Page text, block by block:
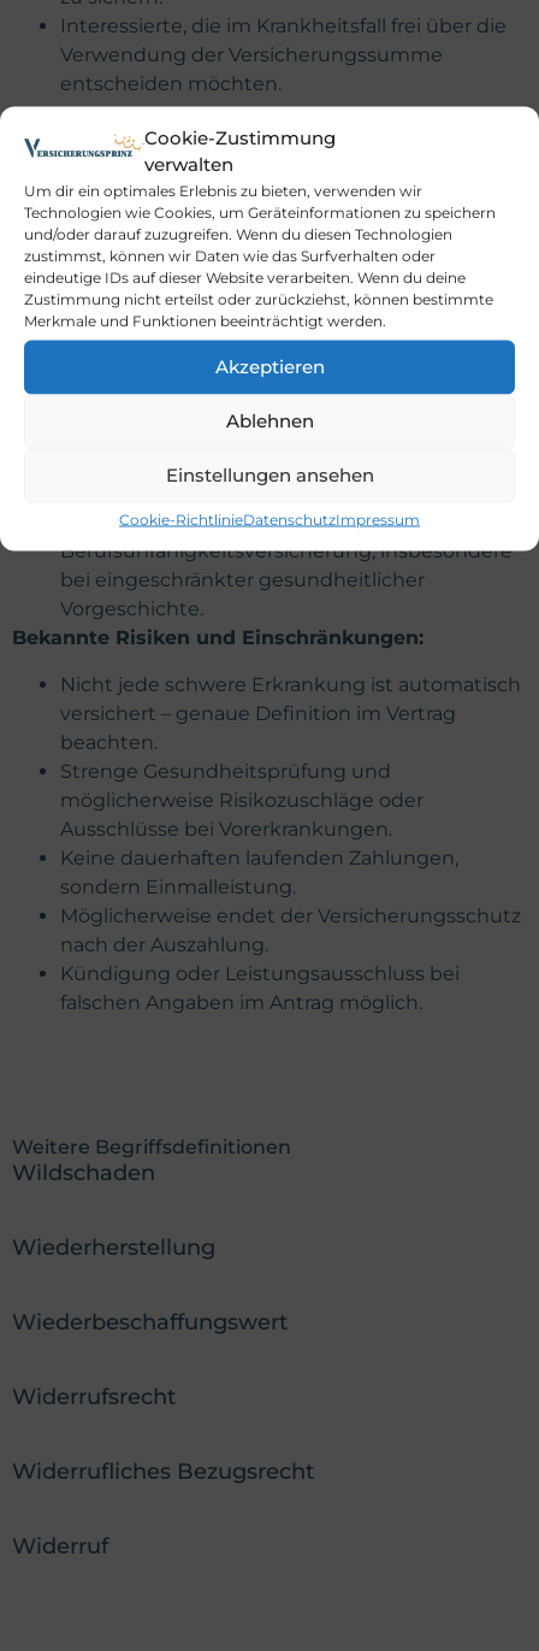
Cookie-Zustimmung
verwalten
Um dir ein optimales Erlebnis zu bieten, verwenden wir
Technologien wie Cookies, um Geräteinformationen zu speichern
und/oder darauf zuzugreifen. Wenn du diesen Technologien
zustimmst, können wir Daten wie das Surfverhalten oder
eindeutige IDs auf dieser Website verarbeiten. Wenn du deine
Zustimmung nicht erteilst oder zurückziehst, können bestimmte
Merkmale und Funktionen beeinträchtigt werden.
Akzeptieren
Ablehnen
Einstellungen ansehen
Cookie-RichtlinieDatenschutzImpressum
Interessierte, die im Krankheitsfall frei über die
Verwendung der Versicherungssumme
entscheiden möchten.
Nutzen und Bedeutung sowie Risiken
der Dread-Disease-Versicherung
Potenzielle Vorteile für Versicherte:
Soforteinmalzahlung ermöglicht finanzielle
Flexibilität nach Diagnose.
Keine Zweckbindung: Die
Ausgaben, für Therapien oder zur
Kreditverpflichtungen, für die Familie oder für
Alternative zur klassischen
Berufsunfähigkeitsversicherung, insbesondere
bei eingeschränkter gesundheitlicher
Vorgeschichte.
Bekannte Risiken und Einschränkungen:
Nicht jede schwere Erkrankung ist automatisch
versichert – genaue Definition im Vertrag
beachten.
Strenge Gesundheitsprüfung und
möglicherweise Risikozuschläge oder
Ausschlüsse bei Vorerkrankungen.
Keine dauerhaften laufenden Zahlungen,
sondern Einmalleistung.
Möglicherweise endet der Versicherungsschutz
nach der Auszahlung.
Kündigung oder Leistungsausschluss bei
falschen Angaben im Antrag möglich.
Weitere Begriffsdefinitionen
Wildschaden
Wiederherstellung
Wiederbeschaffungswert
Widerrufsrecht
Widerrufliches Bezugsrecht
Widerruf